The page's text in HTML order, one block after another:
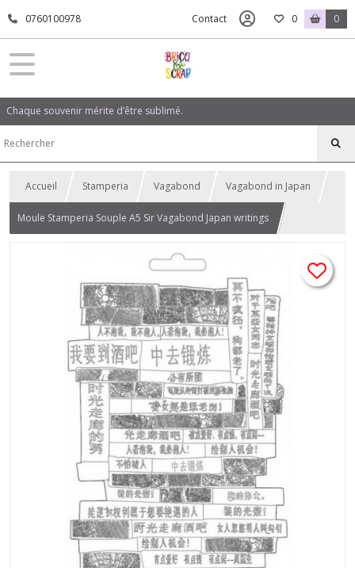
0760100978 Contact 0 0
Chaque souvenir mérite d’être sublimé.
Accueil Stamperia Vagabond Vagabond in Japan
Moule Stamperia Souple A5 Sir Vagabond Japan writings